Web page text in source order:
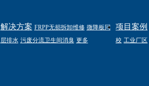
解决方案 FRPP无损拆卸维修 微降板同
层排水 污废分流卫生间消臭 更多
项目案例
校 工业厂区